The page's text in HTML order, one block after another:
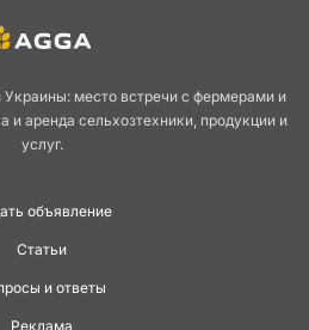
место встречи с фермерами и
и аренда сельхозтехники, продукции и
услуг.
объявление
Статьи
и ответы
Реклама